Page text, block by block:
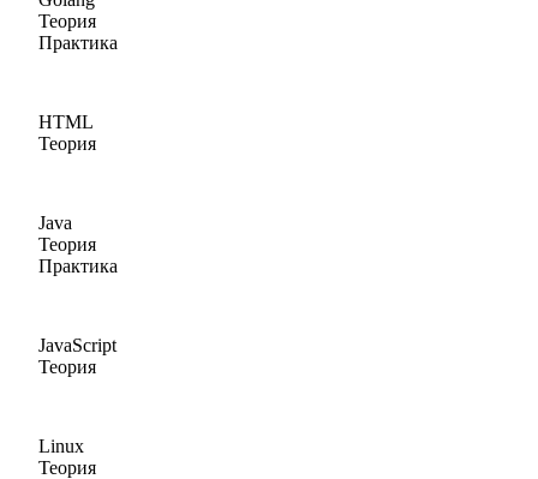
Теория
Практика
HTML
Теория
Java
Теория
Практика
JavaScript
Теория
Linux
Теория